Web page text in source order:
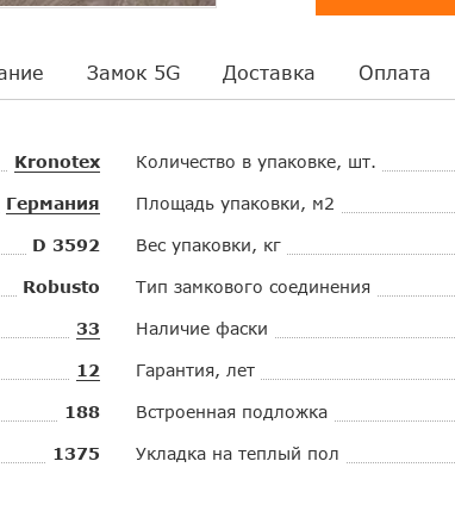
Замок 5G Доставка Оплата
Kronotex
Германия
D 3592
Robusto
33
12
188
1375
Количество в упаковке, шт.
Площадь упаковки, м2
Вес упаковки, кг
Тип замкового соединения
Наличие фаски
Гарантия, лет
Встроенная подложка
Укладка на теплый пол